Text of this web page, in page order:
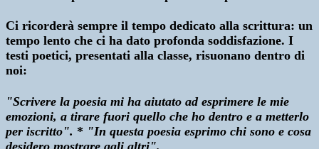
Ci ricorderà sempre il tempo dedicato alla scrittura: un
tempo lento che ci ha dato profonda soddisfazione. I
testi poetici, presentati alla classe, risuonano dentro di
noi:
"Scrivere la poesia mi ha aiutato ad esprimere le mie
emozioni, a tirare fuori quello che ho dentro e a metterlo
per iscritto". * "In questa poesia esprimo chi sono e cosa
desidero mostrare agli altri".